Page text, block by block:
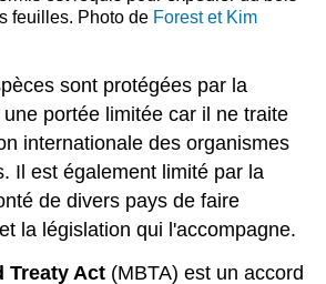
feuilles. Photo de Forest et Kim
sont protégées par la
portée limitée car il ne traite
internationale des organismes
Il est également limité par la
de divers pays de faire
la législation qui l'accompagne.
Treaty Act (MBTA) est un accord